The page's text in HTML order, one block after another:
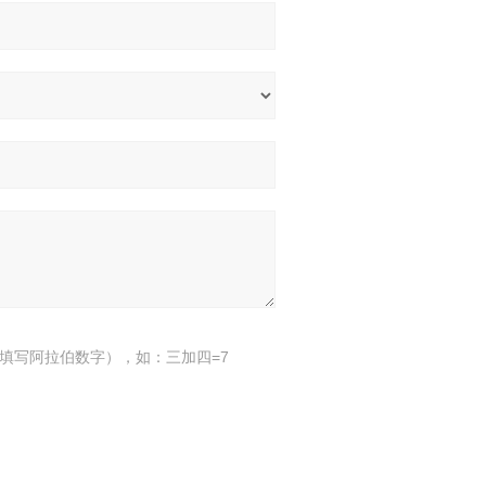
写阿拉伯数字），如：三加四=7